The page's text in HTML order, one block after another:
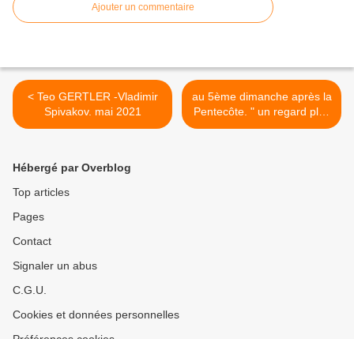
Ajouter un commentaire
< Teo GERTLER -Vladimir
Spivakov. mai 2021
au 5ème dimanche après la
Pentecôte. " un regard plus
loin...!" >
Hébergé par Overblog
Top articles
Pages
Contact
Signaler un abus
C.G.U.
Cookies et données personnelles